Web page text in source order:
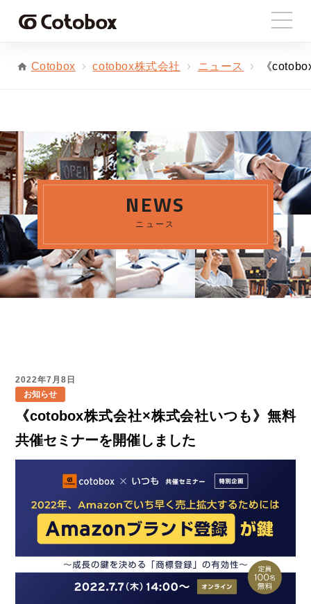
Cotobox cotobox株式会社 ニュース 《
NEWS
ニュース
2022年7月8日
お知らせ
《cotobox株式会社×株式会社いつも》無料
共催セミナーを開催しました